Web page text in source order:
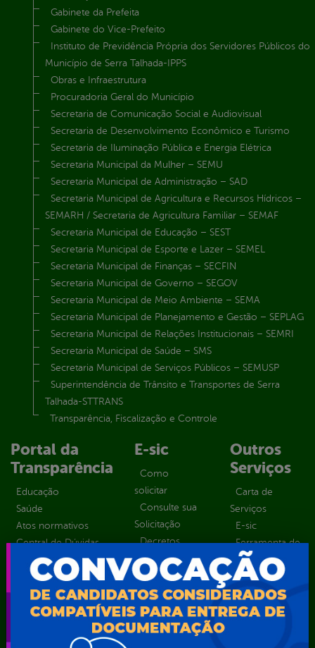
Gabinete da Prefeita
Gabinete do Vice-Prefeito
Instituto de Previdência Própria dos Servidores Públicos do
Município de Serra Talhada-IPPS
Obras e Infraestrutura
Procuradoria Geral do Município
Secretaria de Comunicação Social e Audiovisual
Secretaria de Desenvolvimento Econômico e Turismo
Secretaria de Iluminação Pública e Energia Elétrica
Secretaria Municipal da Mulher – SEMU
Secretaria Municipal de Administração – SAD
Secretaria Municipal de Agricultura e Recursos Hídricos –
SEMARH / Secretaria de Agricultura Familiar – SEMAF
Secretaria Municipal de Educação – SEST
Secretaria Municipal de Esporte e Lazer – SEMEL
Secretaria Municipal de Finanças – SECFIN
Secretaria Municipal de Governo – SEGOV
Secretaria Municipal de Meio Ambiente – SEMA
Secretaria Municipal de Planejamento e Gestão – SEPLAG
Secretaria Municipal de Relações Institucionais – SEMRI
Secretaria Municipal de Saúde – SMS
Secretaria Municipal de Serviços Públicos – SEMUSP
Superintendência de Trânsito e Transportes de Serra
Talhada-STTRANS
Transparência, Fiscalização e Controle
Portal da
Transparência
Educação
Saúde
Atos normativos
Central de Dúvidas
Convênios e
Transferências
Despesas
Diárias
parlamentares
E-sic
Como
solicitar
Consulte sua
Solicitação
Decretos
Estatísticas
Formulários
Prazos e
autoridades
Sic Físico
Outros
Serviços
Carta de
Serviços
E-sic
Ferramenta de
Autenticidade
Ouvidoria
Portal Aldir
Blanc